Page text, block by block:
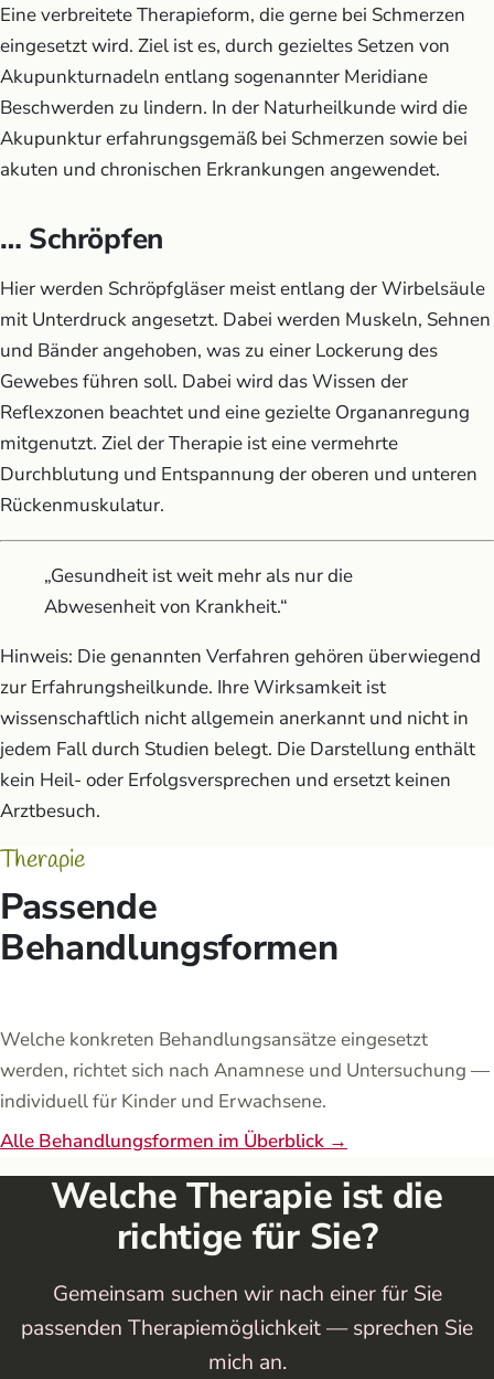
Eine verbreitete Therapieform, die gerne bei Schmerzen
eingesetzt wird. Ziel ist es, durch gezieltes Setzen von
Akupunkturnadeln entlang sogenannter Meridiane
Beschwerden zu lindern. In der Naturheilkunde wird die
Akupunktur erfahrungsgemäß bei Schmerzen sowie bei
akuten und chronischen Erkrankungen angewendet.
… Schröpfen
Hier werden Schröpfgläser meist entlang der Wirbelsäule
mit Unterdruck angesetzt. Dabei werden Muskeln, Sehnen
und Bänder angehoben, was zu einer Lockerung des
Gewebes führen soll. Dabei wird das Wissen der
Reflexzonen beachtet und eine gezielte Organanregung
mitgenutzt. Ziel der Therapie ist eine vermehrte
Durchblutung und Entspannung der oberen und unteren
Rückenmuskulatur.
„Gesundheit ist weit mehr als nur die
Abwesenheit von Krankheit.“
Hinweis: Die genannten Verfahren gehören überwiegend
zur Erfahrungsheilkunde. Ihre Wirksamkeit ist
wissenschaftlich nicht allgemein anerkannt und nicht in
jedem Fall durch Studien belegt. Die Darstellung enthält
kein Heil- oder Erfolgsversprechen und ersetzt keinen
Arztbesuch.
Therapie
Passende
Behandlungsformen
Welche konkreten Behandlungsansätze eingesetzt
werden, richtet sich nach Anamnese und Untersuchung —
individuell für Kinder und Erwachsene.
Alle Behandlungsformen im Überblick →
Welche Therapie ist die
richtige für Sie?
Gemeinsam suchen wir nach einer für Sie
passenden Therapiemöglichkeit — sprechen Sie
mich an.